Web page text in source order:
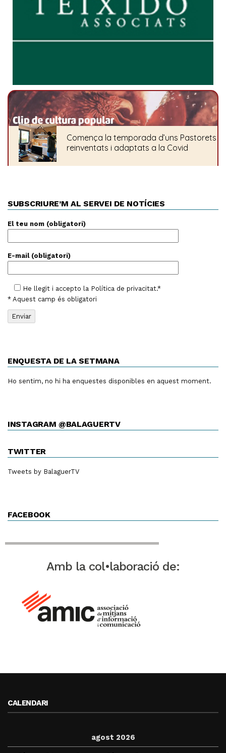
SUBSCRIURE’M AL SERVEI DE NOTÍCIES
El teu nom (obligatori)
E-mail (obligatori)
He llegit i accepto la Política de privacitat.*
* Aquest camp és obligatori
ENQUESTA DE LA SETMANA
Ho sentim, no hi ha enquestes disponibles en aquest moment.
INSTAGRAM @BALAGUERTV
TWITTER
Tweets by BalaguerTV
FACEBOOK
Amb la col•laboració de:
CALENDARI
agost 2026